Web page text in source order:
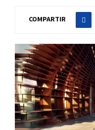
COMPARTIR